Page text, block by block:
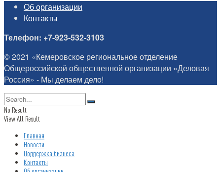
Об организации
Контакты
Телефон: +7-923-532-3103
© 2021 «Кемеровское региональное отделение
Общероссийской общественной организации «Деловая
Россия» - Мы делаем дело!
No Result
View All Result
Главная
Новости
Поддержка бизнеса
Контакты